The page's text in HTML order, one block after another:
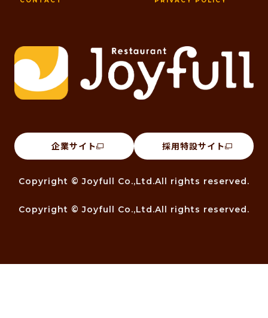
企業サイト 採用特設サイト
Copyright © Joyfull Co.,Ltd.All rights reserved.
Copyright © Joyfull Co.,Ltd.All rights reserved.